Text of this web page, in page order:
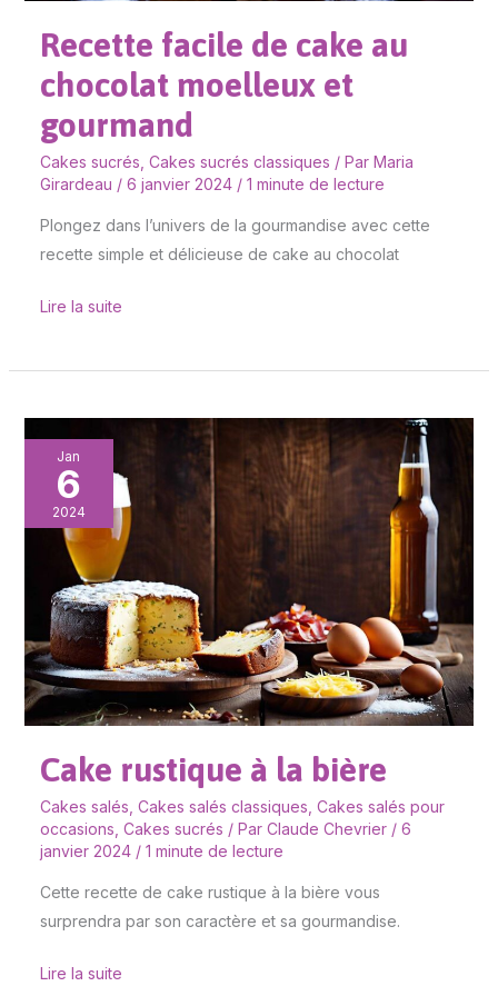
Recette facile de cake au
chocolat moelleux et
gourmand
Cakes sucrés Cakes sucrés classiques / Par Maria
Girardeau / 6 janvier 2024 / 1 minute de lecture
Plongez dans l’univers de la gourmandise avec cette
recette simple et délicieuse de cake au chocolat
Lire la suite
Jan
6
2024
Cake rustique à la bière
Cakes salés Cakes salés classiques Cakes salés pour
occasions Cakes sucrés / Par Claude Chevrier / 6
janvier 2024 / 1 minute de lecture
Cette recette de cake rustique à la bière vous
surprendra par son caractère et sa gourmandise.
Cake
rustique
bière
Lire la suite